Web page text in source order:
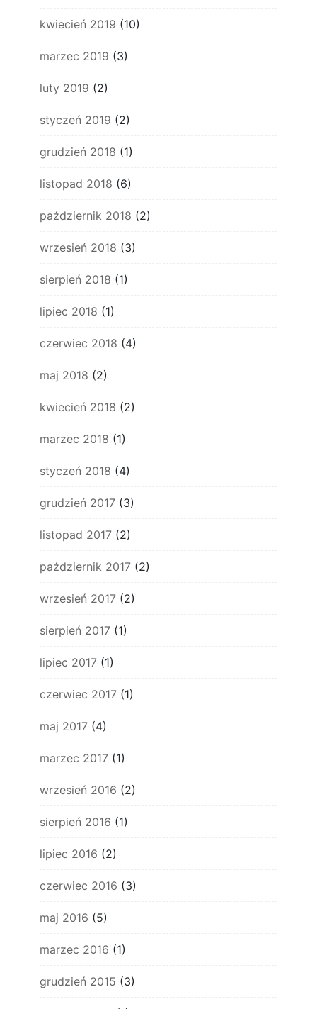
kwiecień 2019 (10)
marzec 2019 (3)
luty 2019 (2)
styczeń 2019 (2)
grudzień 2018 (1)
listopad 2018 (6)
październik 2018 (2)
wrzesień 2018 (3)
sierpień 2018 (1)
lipiec 2018 (1)
czerwiec 2018 (4)
maj 2018 (2)
kwiecień 2018 (2)
marzec 2018 (1)
styczeń 2018 (4)
grudzień 2017 (3)
listopad 2017 (2)
październik 2017 (2)
wrzesień 2017 (2)
sierpień 2017 (1)
lipiec 2017 (1)
czerwiec 2017 (1)
maj 2017 (4)
marzec 2017 (1)
wrzesień 2016 (2)
sierpień 2016 (1)
lipiec 2016 (2)
czerwiec 2016 (3)
maj 2016 (5)
marzec 2016 (1)
grudzień 2015 (3)